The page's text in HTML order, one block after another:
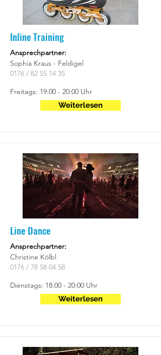
Inline Training
Ansprechpartner:
Sophia Kraus - Feldigel
0176 / 82 55 14 35
Freitags: 19:00 - 20:00 Uhr
Weiterlesen
Line Dance
Ansprechpartner:
Christine Kölbl
0176 / 78 58 04 58
Dienstags: 18:00 - 20:00 Uhr
Weiterlesen